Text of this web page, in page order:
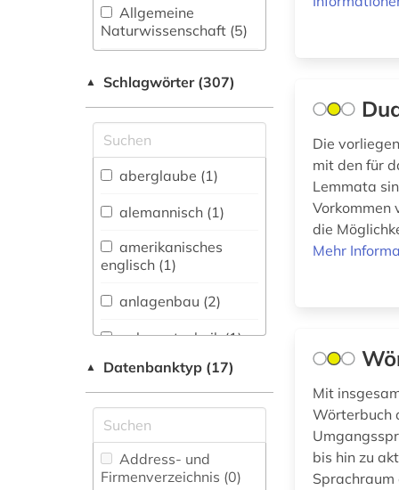
Allgemeine
Naturwissenschaft (5)
fachübergreifende
Allgemeine und
vergleichende Sprach-
und
Literaturwissenschaft.
Indogermanistik.
Außereuropäische
Sprachen und
Literaturen (57)
Anglistik.
Amerikanistik (33)
Vermessungswesen (6)
Biologie,
Biotechnologie (7)
▲ Schlagwörter (307)
aberglaube (1)
alemannisch (1)
amerikanisches
englisch (1)
anlagenbau (2)
anlagentechnik (1)
annotierte
sprachdatenbank (1)
anthologie (25)
antike (1)
▲ Datenbanktyp (17)
Address- und
Firmenverzeichnis (0)
Die
mit den für
Lemmata
Vorkommen
die
Mehr
Mit
Wörterbuch
bis hin zu
Sprachraum